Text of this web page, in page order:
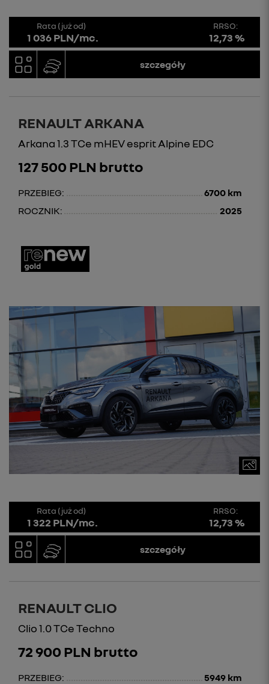
Rata (już od)
1 036 PLN/mc.
RRSO:
12,73 %
szczegóły
RENAULT ARKANA
Arkana 1.3 TCe mHEV esprit Alpine EDC
127 500 PLN brutto
PRZEBIEG:
6700 km
ROCZNIK:
2025
Rata (już od)
1 322 PLN/mc.
RRSO:
12,73 %
szczegóły
RENAULT CLIO
Clio 1.0 TCe Techno
72 900 PLN brutto
PRZEBIEG:
5949 km